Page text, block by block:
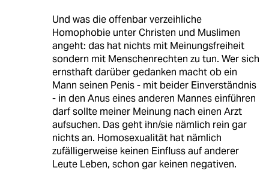
Und was die offenbar verzeihliche
Homophobie unter Christen und Muslimen
angeht: das hat nichts mit Meinungsfreiheit
sondern mit Menschenrechten zu tun. Wer sich
ernsthaft darüber gedanken macht ob ein
Mann seinen Penis - mit beider Einverständnis
- in den Anus eines anderen Mannes einführen
darf sollte meiner Meinung nach einen Arzt
aufsuchen. Das geht ihn/sie nämlich rein gar
nichts an. Homosexualität hat nämlich
zufälligerweise keinen Einfluss auf anderer
Leute Leben, schon gar keinen negativen.